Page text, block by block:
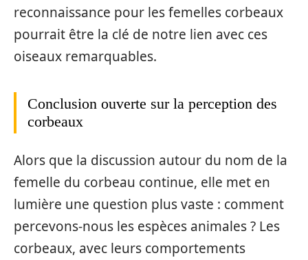
reconnaissance pour les femelles corbeaux
pourrait être la clé de notre lien avec ces
oiseaux remarquables.
Conclusion ouverte sur la perception des
corbeaux
Alors que la discussion autour du nom de la
femelle du corbeau continue, elle met en
lumière une question plus vaste : comment
percevons-nous les espèces animales ? Les
corbeaux, avec leurs comportements